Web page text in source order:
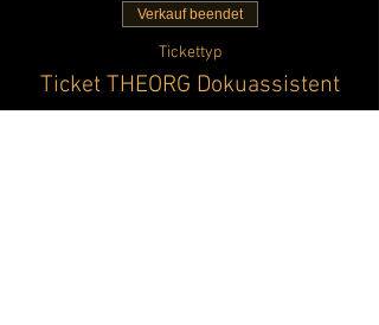
Verkauf beendet
Tickettyp
Ticket THEORG Dokuassistent